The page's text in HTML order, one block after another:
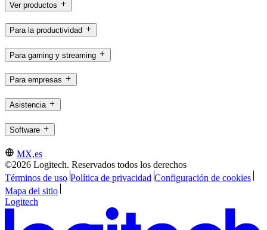
Ver productos
Para la productividad
Para gaming y streaming
Para empresas
Asistencia
Software
MX,es
©2026 Logitech. Reservados todos los derechos
Términos de uso Política de privacidad Configuración de cookies
Mapa del sitio
Logitech